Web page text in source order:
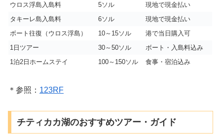
ウロス浮島入島料 5ソル
現地で現金払い
タキーレ島入島料
6ソル
現地で現金払い
ボート往復（ウロス浮島）
10～15ソル
港で当日購入可
1日ツアー
30～50ソル
ボート・入島料込み
1泊2日ホームステイ
100～150ソル 食事・宿泊込み
＊参照： 123RF
チティカカ湖のおすすめツアー・ガイド